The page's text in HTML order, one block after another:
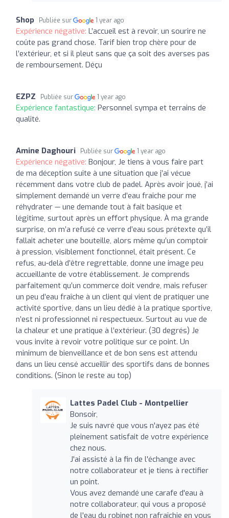
Shop Publiée sur 1 year ago
Expérience négative: L’accueil est à revoir, un sourire ne
coûte pas grand chose. Tarif bien trop chère pour de
l’extérieur, et si il pleut sans que ça soit des averses pas
de remboursement. Déçu
EZPZ Publiée sur 1 year ago
Expérience fantastique: Personnel sympa et terrains de
qualité.
Amine Daghouri Publiée sur 1 year ago
Expérience négative: Bonjour, Je tiens à vous faire part
de ma déception suite à une situation que j’ai vécue
récemment dans votre club de padel. Après avoir joué, j’ai
simplement demandé un verre d’eau fraîche pour me
réhydrater — une demande tout à fait basique et
légitime, surtout après un effort physique. À ma grande
surprise, on m’a refusé ce verre d’eau sous prétexte qu’il
fallait acheter une bouteille, alors même qu’un comptoir
à pression, visiblement fonctionnel, était présent. Ce
refus, au-delà d’être regrettable, donne une image peu
accueillante de votre établissement. Je comprends
parfaitement qu’un commerce doit vendre, mais refuser
un peu d’eau fraîche à un client qui vient de pratiquer une
activité sportive, dans un lieu dédié à la pratique sportive,
n’est ni professionnel ni respectueux. Surtout au vue de
la chaleur et une pratique à l’extérieur. (30 degrés) Je
vous invite à revoir votre politique sur ce point. Un
minimum de bienveillance et de bon sens est attendu
dans un lieu censé accueillir des sportifs dans de bonnes
conditions. (Sinon le reste au top)
Lattes Padel Club - Montpellier
Bonsoir,
Je suis navré que vous n'ayez pas été
pleinement satisfait de votre expérience
chez nous.
J'ai assisté à la fin de l'échange avec
notre collaborateur et je tiens à rectifier
un point.
Vous avez demandé une carafe d'eau à
notre collaborateur, qui vous a proposé
de l'eau du robinet non rafraîchie en vous